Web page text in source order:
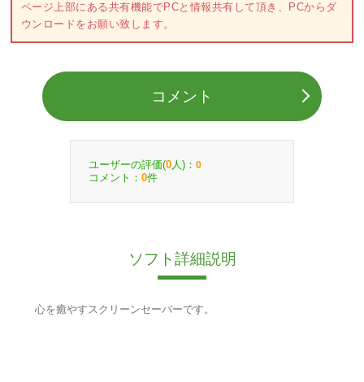
ページ上部にある共有機能でPCと情報共有して頂き、PCからダ
ウンロードをお願い致します。
コメント
ユーザーの評価(0 人)： 0
コメント： 0件
ソフト詳細説明
心を癒やすスクリーンセーバーです。